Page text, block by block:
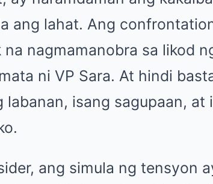
ang lahat. Ang
nagmamanobra sa likod
ni VP Sara. At hindi
isang sagupaan, at
ang simula ng tensyon